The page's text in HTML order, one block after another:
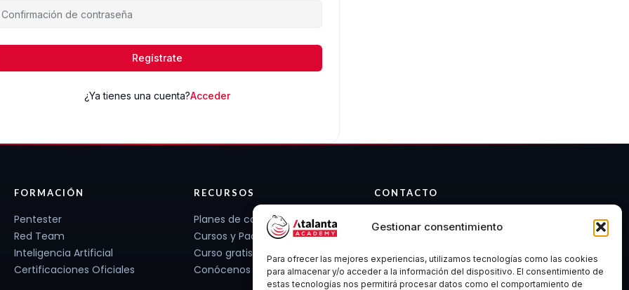
Gestionar consentimiento
Para ofrecer las mejores experiencias, utilizamos tecnologías como las cookies
para almacenar y/o acceder a la información del dispositivo. El consentimiento de
estas tecnologías nos permitirá procesar datos como el comportamiento de
Regístrate
¿Ya tienes una cuenta?Acceder
FORMACIÓN
Pentester
Red Team
Inteligencia Artificial
Certificaciones Oficiales
RECURSOS
Planes de carrera
Cursos y Packs
Curso gratis
Conócenos
CONTACTO
Telegram
Madrid, España